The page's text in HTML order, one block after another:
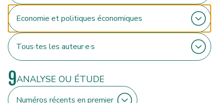
9ANALYSE OU ÉTUDE